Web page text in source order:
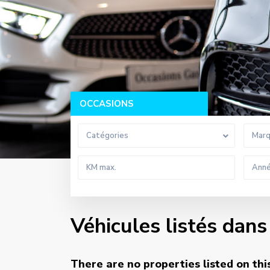
OCCASIONS
Catégories
Véhicules listés
There are no properties listed on